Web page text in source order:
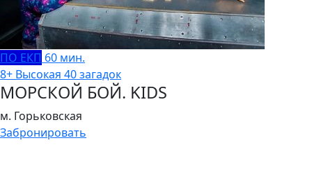
ПО ЕКП 60 мин.
8+ Высокая 40 загадок
МОРСКОЙ БОЙ. KIDS
м. Горьковская
Забронировать